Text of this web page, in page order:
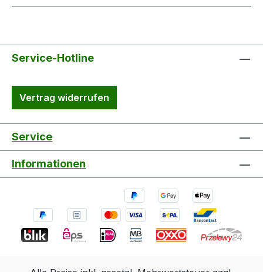
Service-Hotline
Vertrag widerrufen
Service
Informationen